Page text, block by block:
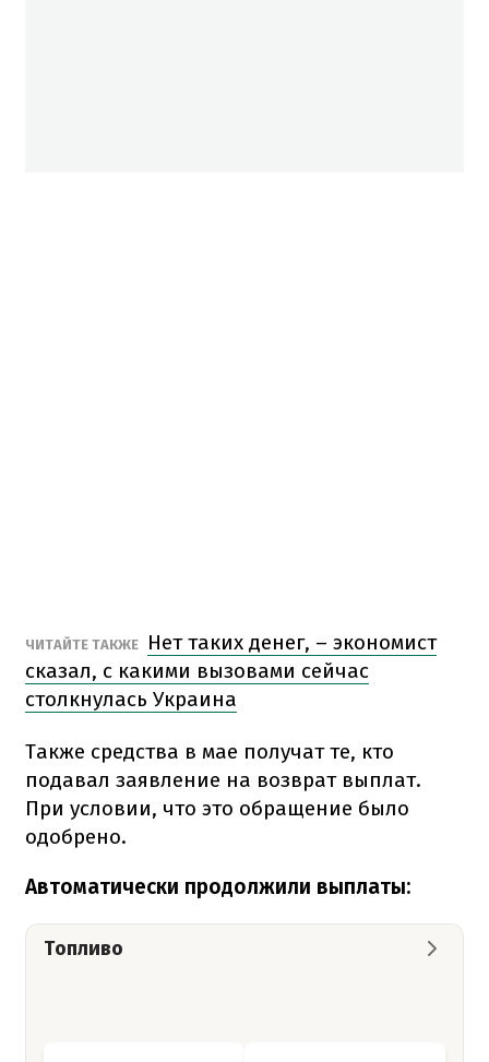
ЧИТАЙТЕ ТАКЖЕ
Нет таких денег, – экономист
сказал, с какими вызовами сейчас
столкнулась Украина
Также средства в мае получат те, кто
подавал заявление на возврат выплат.
При условии, что это обращение было
одобрено.
Автоматически продолжили выплаты:
Топливо